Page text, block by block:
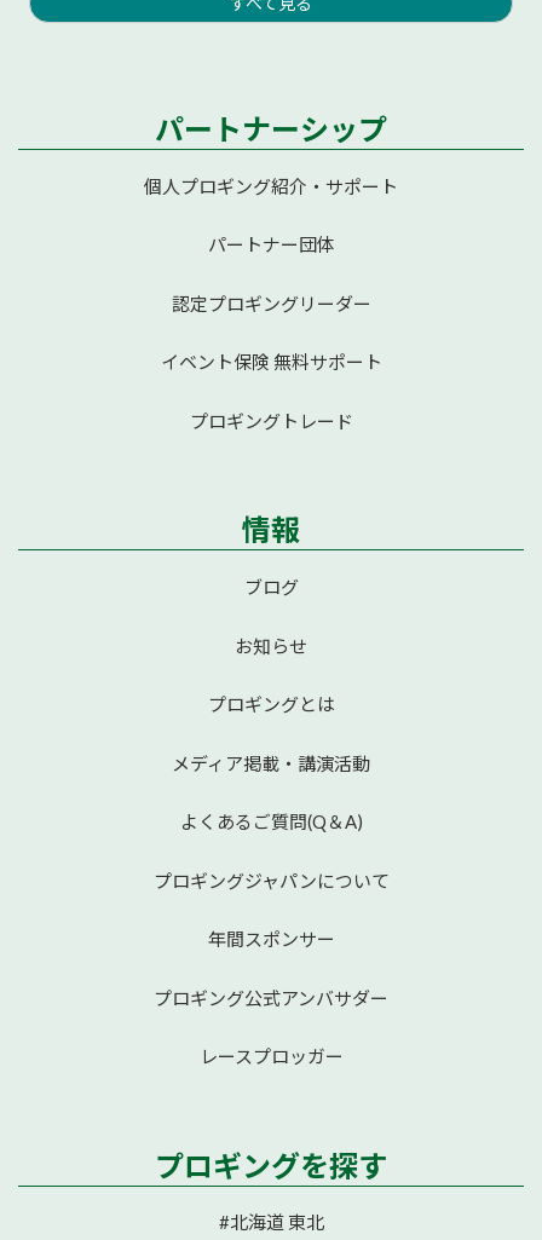
パートナーシップ
個人プロギング紹介・サポート
パートナー団体
認定プロギングリーダー
イベント保険 無料サポート
プロギングトレード
情報
ブログ
お知らせ
プロギングとは
メディア掲載・講演活動
よくあるご質問(Q＆A)
プロギングジャパンについて
年間スポンサー
プロギング公式アンバサダー
レースプロッガー
プロギングを探す
#北海道 東北